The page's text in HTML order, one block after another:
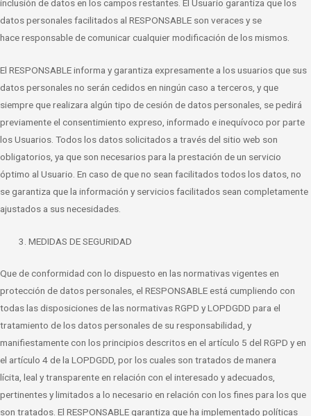
inclusión de datos en los campos restantes. El Usuario garantiza que los
datos personales facilitados al RESPONSABLE son veraces y se
haceresponsable de comunicar cualquier modificación de los mismos.
El RESPONSABLE informa y garantiza expresamente a los usuarios que sus
datospersonales no serán cedidos en ningún caso a terceros, y que
siempre que realizara algún tipo de cesión de datos personales, se pedirá
previamente el consentimiento expreso, informado e inequívoco por parte
los Usuarios. Todos los datos solicitados a través del sitio web son
obligatorios, ya que son necesarios para la prestación de un servicio
óptimo al Usuario. En caso de que no sean facilitados todos los datos, no
segarantiza que la información y servicios facilitados sean completamente
ajustados a sus necesidades.
MEDIDAS DE SEGURIDAD
Que de conformidad con lo dispuesto en las normativas vigentes en
protección dedatos personales, el RESPONSABLE está cumpliendo con
todas las disposiciones de lasnormativas RGPD y LOPDGDD para el
tratamiento de los datos personales de su responsabilidad, y
manifiestamente con los principios descritos en el artículo 5 del RGPD y en
el artículo 4 de la LOPDGDD, por los cuales son tratados de manera
lícita, leal y transparente en relación con el interesado y adecuados,
pertinentes y limitados a lo necesario en relación con los fines para los que
son tratados. El RESPONSABLE garantiza que ha implementado políticas